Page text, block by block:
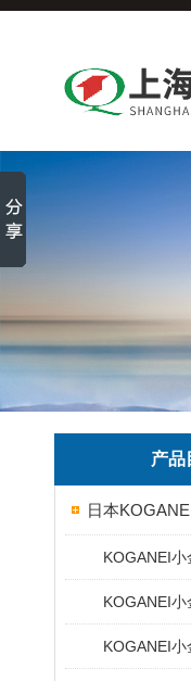
产品
KOGANEI
KOGANEI
KOGANEI